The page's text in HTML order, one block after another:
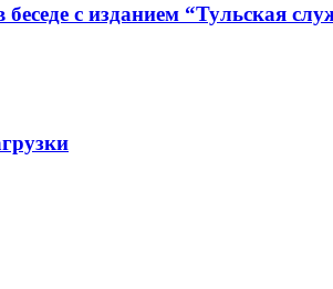
с изданием “Тульская